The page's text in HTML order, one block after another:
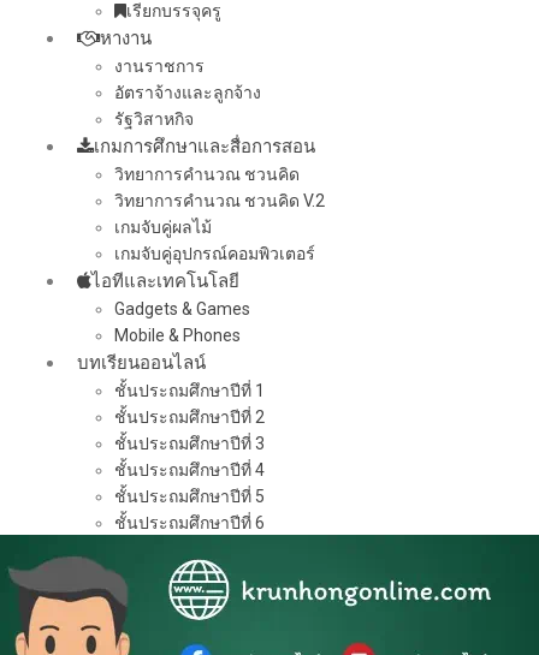
เรียกบรรจุครู
หางาน
งานราชการ
อัตราจ้างและลูกจ้าง
รัฐวิสาหกิจ
เกมการศึกษาและสื่อการสอน
วิทยาการคำนวณ ชวนคิด
วิทยาการคำนวณ ชวนคิด V.2
เกมจับคู่ผลไม้
เกมจับคู่อุปกรณ์คอมพิวเตอร์
ไอทีและเทคโนโลยี
Gadgets & Games
Mobile & Phones
บทเรียนออนไลน์
ชั้นประถมศึกษาปีที่ 1
ชั้นประถมศึกษาปีที่ 2
ชั้นประถมศึกษาปีที่ 3
ชั้นประถมศึกษาปีที่ 4
ชั้นประถมศึกษาปีที่ 5
ชั้นประถมศึกษาปีที่ 6